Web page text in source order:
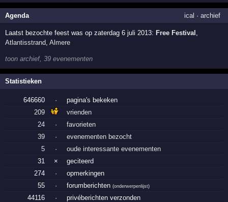
Agenda ical · archief
Laatst bezochte feest was op zaterdag 6 juli 2013: Free Festival ,
Atlantisstrand,Almere
toon archief, 39 evenementen
Statistieken
646660 ·
pagina's bekeken
209
vrienden
24
·
favorieten
39
·
evenementen bezocht
5
·
oude interessante evenementen
31
×
geciteerd
274
·
opmerkingen
55
· forumberichten(onderwerpenlijst)
44116 ·
privéberichten verzonden